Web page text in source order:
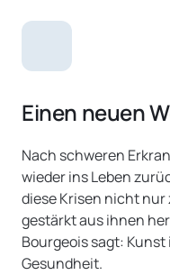
Einen neuen
Nach schweren
wieder ins Leben
diese Krisen nicht
gestärkt aus ihnen
Bourgeois sagt:
Gesundheit.